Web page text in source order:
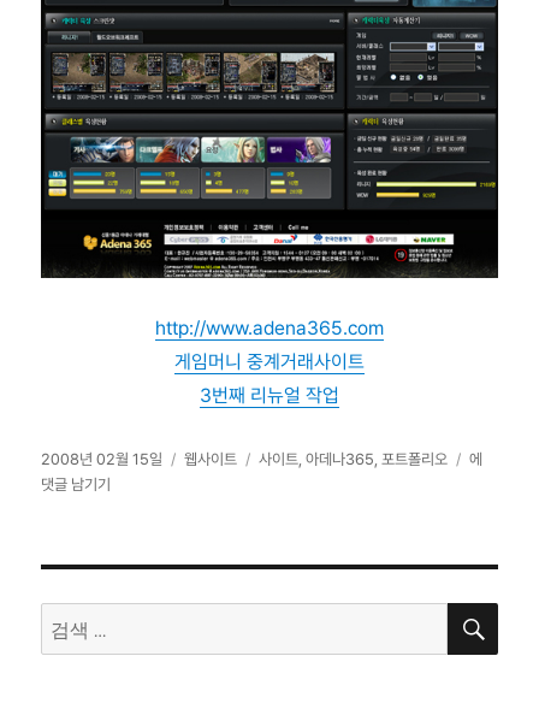
http://www.adena365.com
게임머니 중계거래사이트
3번째 리뉴얼 작업
작
성
2008년 02월 15일
카
웹사이트
태
사이트,아데나365,포트폴리오
아
에
댓글 남기기
검
색:
검